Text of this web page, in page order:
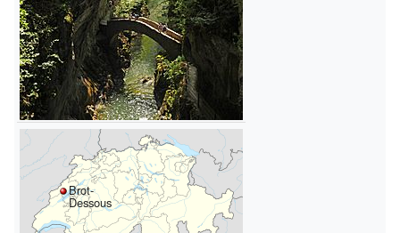
Brot-
Dessous